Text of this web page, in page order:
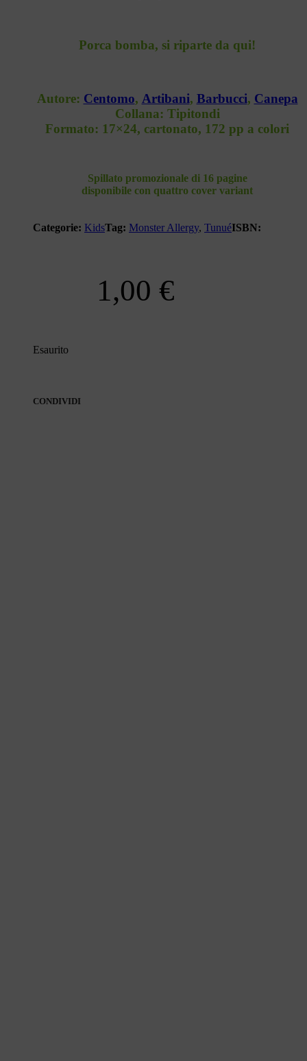
Porca bomba, si riparte da qui!
Autore: Centomo, Artibani, Barbucci, Canepa
Collana: Tipitondi
Formato: 17×24, cartonato, 172 pp a colori
Spillato promozionale di 16 pagine
disponibile con quattro cover variant
Categorie: KidsTag: Monster Allergy, TunuéISBN:
1,00 €
Esaurito
CONDIVIDI